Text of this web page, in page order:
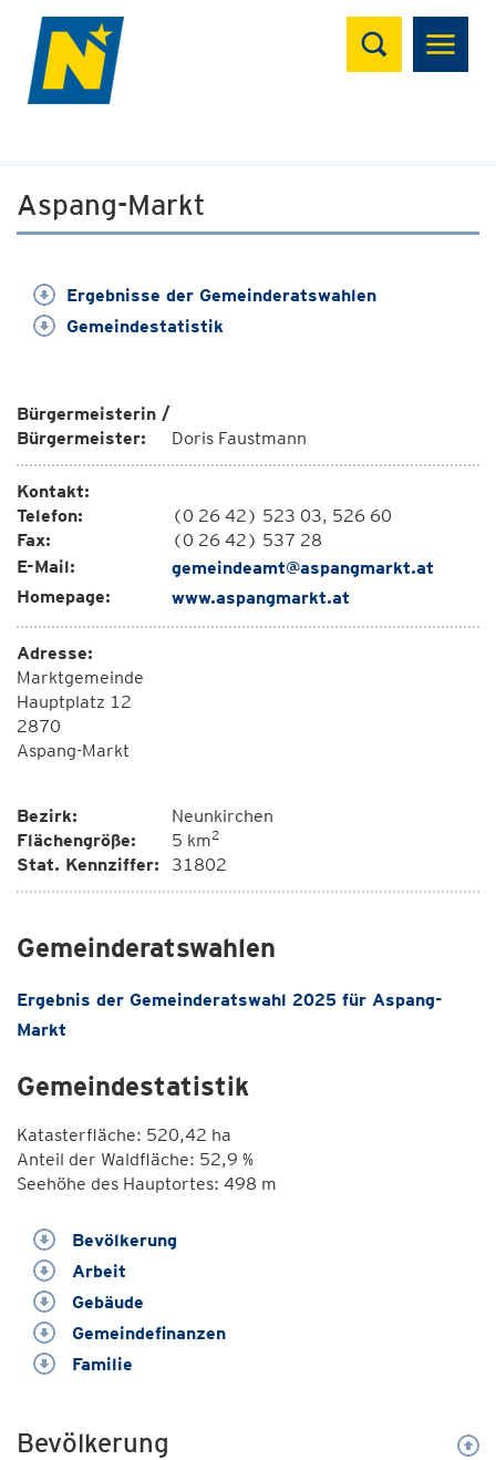
Suchen
Aspang-Markt
Ergebnisse der Gemeinderatswahlen
Gemeindestatistik
Bürgermeisterin /
Bürgermeister:
Doris Faustmann
Kontakt:
Telefon:
(0 26 42) 523 03, 526 60
Fax:
(0 26 42) 537 28
E-Mail:
gemeindeamt@aspangmarkt.at
Homepage:
www.aspangmarkt.at
Adresse:
Marktgemeinde
Hauptplatz 12
2870
Aspang-Markt
Bezirk:
Neunkirchen
Flächengröße:
5 km2
Stat. Kennziffer: 31802
Gemeinderatswahlen
Ergebnis der Gemeinderatswahl 2025 für Aspang-
Markt
Gemeindestatistik
Katasterfläche: 520,42 ha
Anteil der Waldfläche: 52,9 %
Seehöhe des Hauptortes: 498 m
Bevölkerung
Arbeit
Gebäude
Gemeindefinanzen
Familie
Bevölkerung